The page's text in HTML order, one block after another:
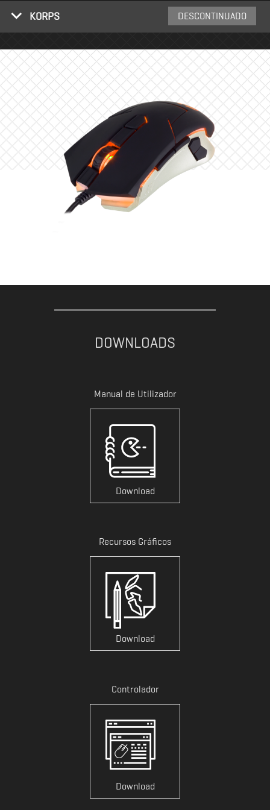
KORPS DESCONTINUADO
DOWNLOADS
Manual de Utilizador
Download
Recursos Gráficos
Download
Controlador
Download